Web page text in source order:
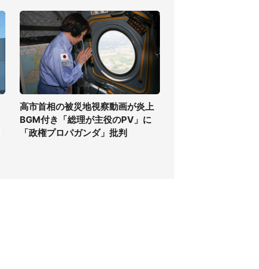
高市首相の被災地視察動画が炎上
BGM付き「総理が主役のPV」に
「政権プロパガンダ」批判